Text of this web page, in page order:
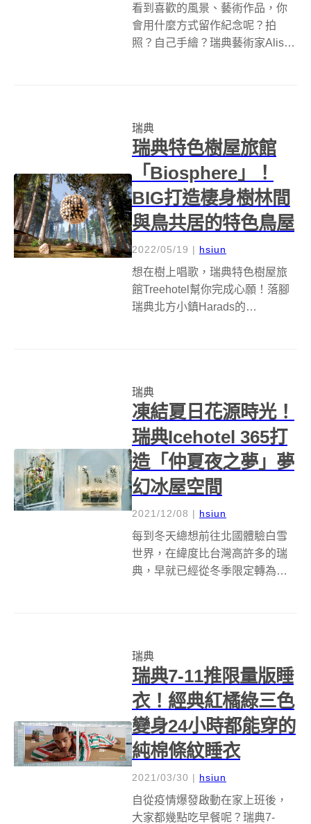
看到喜歡的風景、藝術作品，你
會用什麼方式留作紀念呢？拍
照？自己手繪？瑞典藝術家Alisa
日式軟陶土作品，柔軟又立...
瑞典
瑞典特色樹屋旅館
「Biosphere」！
BIG打造棲身樹林間
與鳥共居的特色鳥屋
2022/05/19 | hsiun
想在樹上唱歌，瑞典特色樹屋旅
館Treehotel幫你完成心願！落腳
瑞典北方小鎮Harads的
瑞典
凍結夏日花源時光！
瑞典Icehotel 365打
造「仲夏夜之夢」夢
幻冰屋空間
2021/12/08 | hsiun
每到冬天總想前往北國體驗白雪
世界，在緯度比台灣高許多的瑞
典，早就已經從冬季限定轉為全
Bernadotte &amp; Kyl...
瑞典
瑞典7-11推限量版睡
衣！經典紅橘綠三色
變身24小時都能穿的
純棉條紋睡衣
2021/03/30 | hsiun
自從疫情爆發啟動在家上班後，
大家都幾點吃早餐呢？瑞典7-